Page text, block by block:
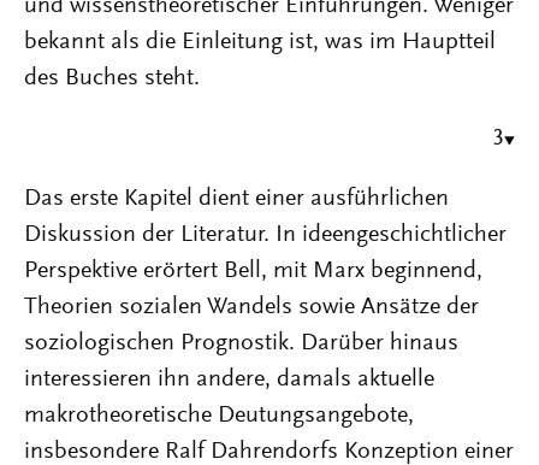
und wissenstheoretischer Einführungen. Weniger
bekannt als die Einleitung ist, was im Hauptteil
des Buches steht.
3
Das erste Kapitel dient einer ausführlichen
Diskussion der Literatur. In ideengeschichtlicher
Perspektive erörtert Bell, mit Marx beginnend,
Theorien sozialen Wandels sowie Ansätze der
soziologischen Prognostik. Darüber hinaus
interessieren ihn andere, damals aktuelle
makrotheoretische Deutungsangebote,
insbesondere Ralf Dahrendorfs Konzeption einer